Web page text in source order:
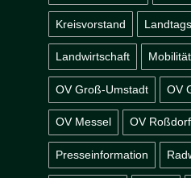
Kreisvorstand
Landwirtschaft Mobilität
OV Groß-Umstadt OV
OV Messel OV Roßdorf
Presseinformation